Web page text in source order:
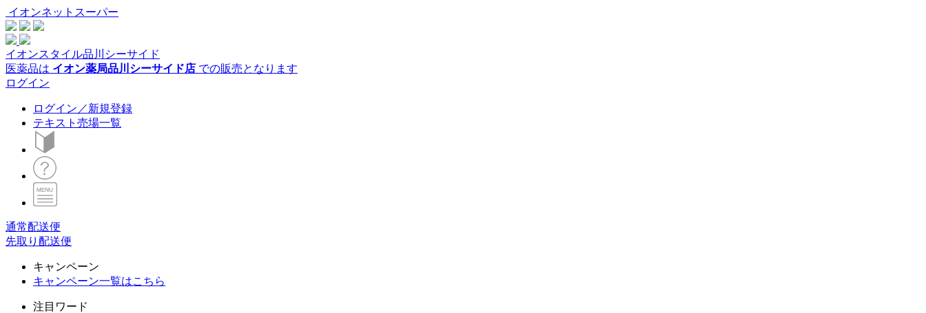
イオンネットスーパー
イオンスタイル品川シーサイド
医薬品は イオン薬局品川シーサイド店 での販売となります
ログイン
ログイン／新規登録
テキスト売場一覧
通常配送便
先取り配送便
キャンペーン
キャンペーン一覧はこちら
注目ワード